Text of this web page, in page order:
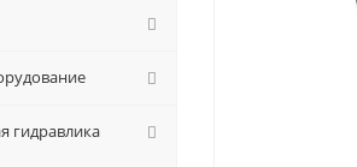
гидравлика